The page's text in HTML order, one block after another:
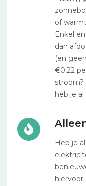
of
Enkel
dan
(en
€0,22
heb je
Heb je
hiervoor